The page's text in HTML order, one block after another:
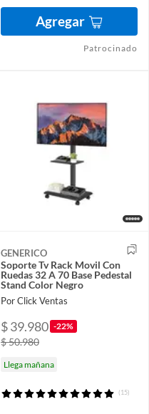
Agregar
Patrocinado
GENERICO
Soporte Tv Rack Movil Con
Ruedas 32 A 70 Base Pedestal
Stand Color Negro
Por Click Ventas
$ 39.980 -22%
$ 50.980
Llega mañana
(15)